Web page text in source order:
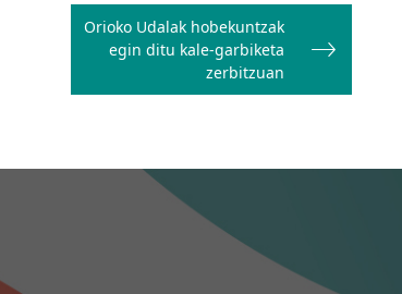
Orioko Udalak hobekuntzak
egin ditu kale-garbiketa
zerbitzuan